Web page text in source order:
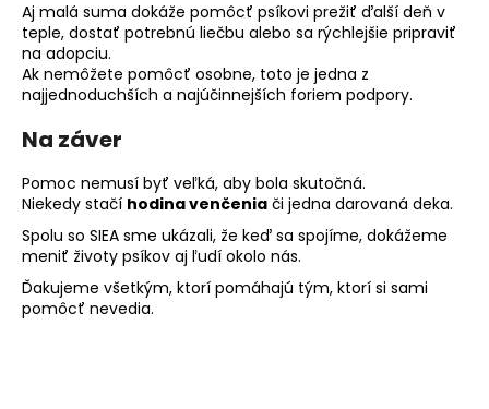
Aj malá suma dokáže pomôcť psíkovi prežiť ďalší deň v
teple, dostať potrebnú liečbu alebo sa rýchlejšie pripraviť
na adopciu.
Ak nemôžete pomôcť osobne, toto je jedna z
najjednoduchších a najúčinnejších foriem podpory.
Na záver
Pomoc nemusí byť veľká, aby bola skutočná.
Niekedy stačí hodina venčenia či jedna darovaná deka.
Spolu so SIEA sme ukázali, že keď sa spojíme, dokážeme
meniť životy psíkov aj ľudí okolo nás.
Ďakujeme všetkým, ktorí pomáhajú tým, ktorí si sami
pomôcť nevedia.